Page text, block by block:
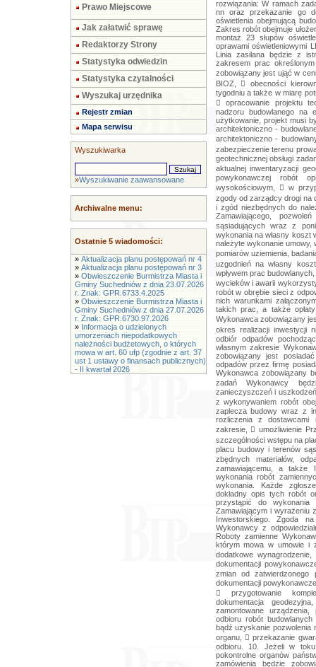
Prawo Miejscowe
Jak załatwić sprawę
Redaktorzy Strony
Statystyka odwiedzin
Statystyka czytalności
Wyszukaj urzędnika
Rejestr zmian
Mapa serwisu
Wyszukiwarka
»Wyszukiwanie zaawansowane
Archiwalne menu:
Ostatnie 5 wiadomości:
» Aktualizacja planu postępowań nr 4
» Aktualizacja planu postępowań nr 3
» Obwieszczenie Burmistrza Miasta i
Gminy Suchedniów z dnia 23.07.2026
r. Znak: GPR.6733.4.2025
» Obwieszczenie Burmistrza Miasta i
Gminy Suchedniów z dnia 27.07.2026
r. Znak: GPR.6730.97.2026
» Informacja o udzielonych
umorzeniach niepodatkowych
należności budżetowych, o których
mowa w art. 60 ufp (zgodnie z art. 37
ust 1 ustawy o finansach publicznych)
- II kwartał 2026